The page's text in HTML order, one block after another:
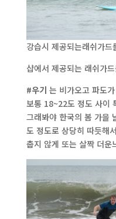
강습시 제공되는래쉬가드
샵에서 제공되는 래쉬가
#우기 는 비가오고 파도
보통 18~22도 정도 사이
그래봐야 한국의 봄 가을
도 정도로 상당히 따듯해
춥지 않게 또는 살짝 더운